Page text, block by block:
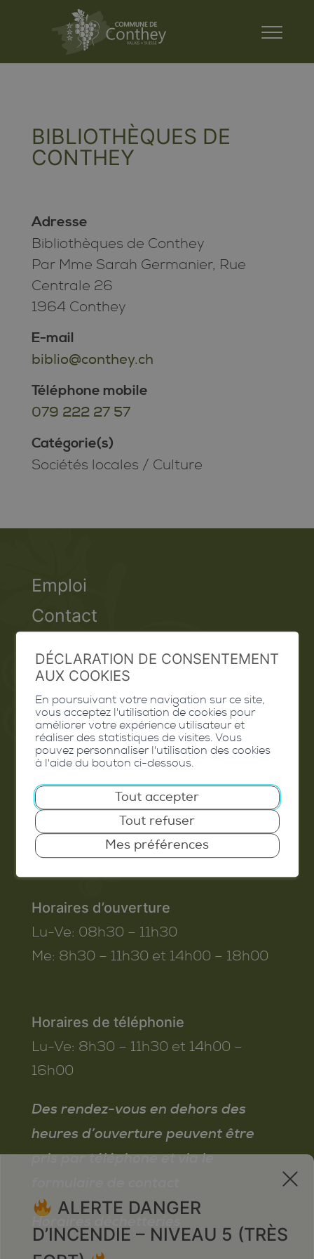
BIBLIOTHÈQUES DE
CONTHEY
Adresse
Bibliothèques de Conthey
Par Mme Sarah Germanier, Rue
Centrale 26
1964 Conthey
E-mail
biblio@conthey.ch
Téléphone mobile
079 222 27 57
Catégorie(s)
Sociétés locales / Culture
Emploi
Contact
Extranet
Valais Excellence
Commune de Conthey
Route de Savoie 54
1975
St-Séverin
T. 027 345 45 45
info@conthey.ch
Horaires d’ouverture
Lu-Ve: 08h30 – 11h30
Me: 8h30 – 11h30 et 14h00 – 18h00
Horaires de téléphonie
Lu-Ve: 8h30 – 11h30 et 14h00 –
16h00
Des rendez-vous en dehors des
heures d’ouverture peuvent être
pris par téléphone et via le
Horaires déchetteries
x
ALERTE DANGER
D’INCENDIE – NIVEAU 5 (TRÈS
DÉCLARATION DE CONSENTEMENT
AUX COOKIES
En poursuivant votre navigation sur ce site,
vous acceptez l'utilisation de cookies pour
améliorer votre expérience utilisateur et
réaliser des statistiques de visites. Vous
pouvez personnaliser l'utilisation des cookies
à l'aide du bouton ci-dessous.
Tout accepter
Tout refuser
Mes préférences